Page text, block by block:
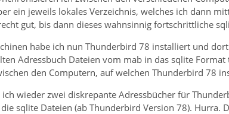
ein jeweils lokales Verzeichnis, welches ich dann
gut, bis dann dieses wahnsinnig fortschrittliche
habe ich nun Thunderbird 78 installiert und
Adressbuch Dateien vom mab in das sqlite
den Computern, auf welchen Thunderbird 78
ich wieder zwei diskrepante Adressbücher für
sqlite Dateien (ab Thunderbird Version 78).